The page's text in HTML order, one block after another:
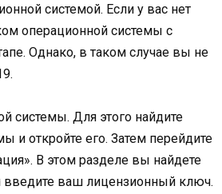
системой. Если у вас нет
операционной системы с
Однако, в таком случае вы не
системы. Для этого найдите
и откройте его. Затем перейдите
В этом разделе вы найдете
ваш лицензионный ключ.